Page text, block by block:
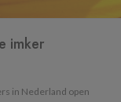
imker
in Nederland open